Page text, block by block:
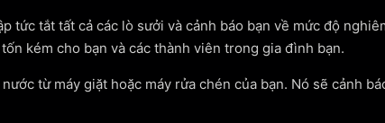
tắt tất cả các lò sưởi và cảnh báo bạn về mức độ
kém cho bạn và các thành viên trong gia đình bạn.
từ máy giặt hoặc máy rửa chén của bạn. Nó sẽ cảnh